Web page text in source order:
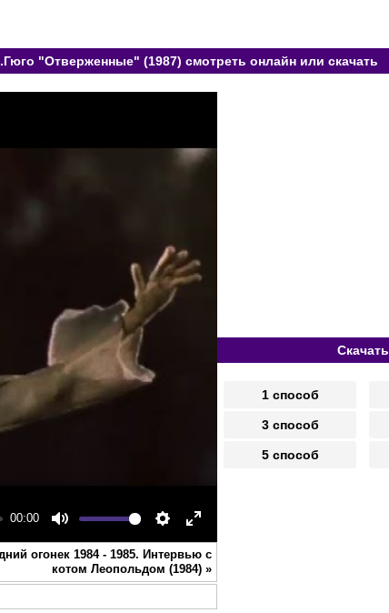
"Отверженные" (1987) смотреть онлайн или скачать
00:00
Mute Settings
Enter
fullscreen
огонек 1984 - 1985. Интервью с
котом Леопольдом (1984) »
Скачать
1 способ
3 способ
5 способ